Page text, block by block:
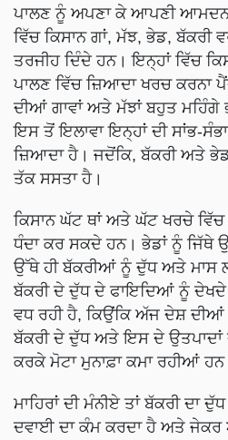
ਪਾਲਣ ਨੂੰ ਅਪਣਾ ਕੇ ਆਪਣੀ ਆਮਦਨ
ਵਿੱਚ ਕਿਸਾਨ ਗਾਂ, ਮੱਝ, ਭੇਡ, ਬੱਕਰੀ
ਤਰਜੀਹ ਦਿੰਦੇ ਹਨ। ਇਨ੍ਹਾਂ ਵਿੱਚ
ਪਾਲਣ ਵਿੱਚ ਜ਼ਿਆਦਾ ਖਰਚ ਕਰਨਾ
ਦੀਆਂ ਗਾਵਾਂ ਅਤੇ ਮੱਝਾਂ ਬਹੁਤ ਮਹਿੰਗੇ
ਇਸ ਤੋਂ ਇਲਾਵਾ ਇਨ੍ਹਾਂ ਦੀ ਸਾਂਭ-
ਜ਼ਿਆਦਾ ਹੈ। ਜਦੋਂਕਿ, ਬੱਕਰੀ ਅਤੇ
ਤੱਕ ਸਸਤਾ ਹੈ।
ਕਿਸਾਨ ਘੱਟ ਥਾਂ ਅਤੇ ਘੱਟ ਖਰਚੇ ਵਿੱਚ
ਧੰਦਾ ਕਰ ਸਕਦੇ ਹਨ। ਭੇਡਾਂ ਨੂੰ ਜਿੱਥੇ
ਉੱਥੇ ਹੀ ਬੱਕਰੀਆਂ ਨੂੰ ਦੁੱਧ ਅਤੇ ਮਾਸ
ਬੱਕਰੀ ਦੇ ਦੁੱਧ ਦੇ ਫਾਇਦਿਆਂ ਨੂੰ
ਵਧ ਰਹੀ ਹੈ, ਕਿਉਂਕਿ ਅੱਜ ਦੇਸ਼
ਬੱਕਰੀ ਦੇ ਦੁੱਧ ਅਤੇ ਇਸ ਦੇ ਉਤਪਾਦਾਂ
ਕਰਕੇ ਮੋਟਾ ਮੁਨਾਫ਼ਾ ਕਮਾ ਰਹੀਆਂ
ਮਾਹਿਰਾਂ ਦੀ ਮੰਨੀਏ ਤਾਂ ਬੱਕਰੀ ਦਾ
ਦਵਾਈ ਦਾ ਕੰਮ ਕਰਦਾ ਹੈ ਅਤੇ